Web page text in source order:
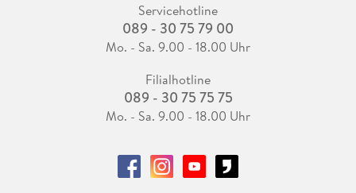
Servicehotline
089 - 30 75 79 00
Mo. - Sa. 9.00 - 18.00 Uhr
Filialhotline
089 - 30 75 75 75
Mo. - Sa. 9.00 - 18.00 Uhr